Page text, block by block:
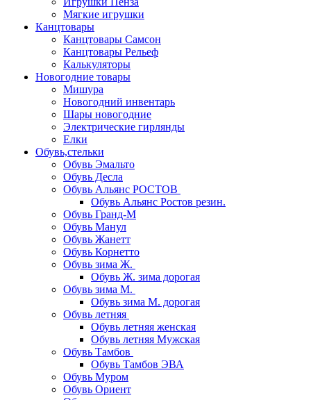
Мягкие игрушки
Канцтовары
Канцтовары Самсон
Канцтовары Рельеф
Калькуляторы
Новогодние товары
Мишура
Новогодний инвентарь
Шары новогодние
Электрические гирлянды
Елки
Обувь,стельки
Обувь Эмальто
Обувь Десла
Обувь Альянс РОСТОВ
Обувь Альянс Ростов резин.
Обувь Гранд-М
Обувь Манул
Обувь Жанетт
Обувь Корнетто
Обувь зима Ж.
Обувь Ж. зима дорогая
Обувь зима М.
Обувь зима М. дорогая
Обувь летняя
Обувь летняя женская
Обувь летняя Мужская
Обувь Тамбов
Обувь Тамбов ЭВА
Обувь Муром
Обувь Ориент